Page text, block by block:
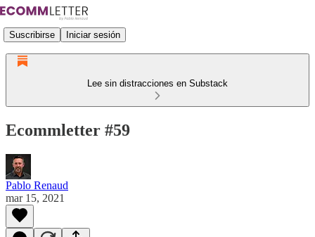
Suscribirse Iniciar sesión
Lee sin distracciones en Substack
Ecommletter #59
Pablo Renaud
mar 15, 2021